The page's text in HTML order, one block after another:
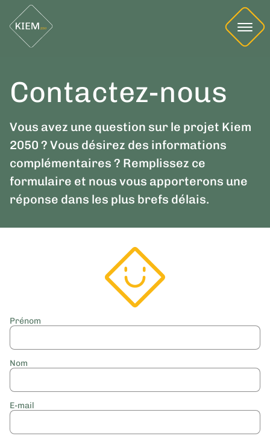
Contactez-nous
Vous avez une question sur le projet Kiem
2050 ? Vous désirez des informations
complémentaires ? Remplissez ce
formulaire et nous vous apporterons une
réponse dans les plus brefs délais.
Prénom
Nom
E-mail